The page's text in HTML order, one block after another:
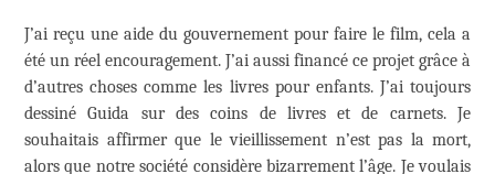
J’ai reçu une aide du gouvernement pour faire le film, cela a
été un réel encouragement. J’ai aussi financé ce projet grâce à
d’autres choses comme les livres pour enfants. J’ai toujours
dessiné Guida sur des coins de livres et de carnets. Je
souhaitais affirmer que le vieillissement n’est pas la mort,
alors que notre société considère bizarrement l’âge. Je voulais